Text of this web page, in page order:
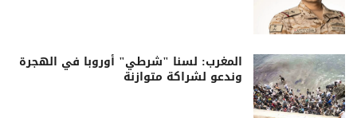
المغرب: لسنا "شرطي" أوروبا في الهجرة
وندعو لشراكة متوازنة